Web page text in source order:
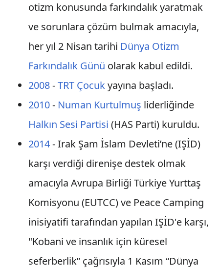
otizm konusunda farkındalık yaratmak
ve sorunlara çözüm bulmak amacıyla,
her yıl 2 Nisan tarihi Dünya Otizm
Farkındalık Günü olarak kabul edildi.
2008-TRT Çocukyayına başladı.
2010- Numan Kurtulmuş liderliğinde
Halkın Sesi Partisi (HAS Parti) kuruldu.
2014- Irak Şam İslam Devleti’ne (IŞİD)
karşı verdiği direnişe destek olmak
amacıyla Avrupa Birliği Türkiye Yurttaş
Komisyonu (EUTCC) ve Peace Camping
inisiyatifi tarafından yapılan IŞİD'e karşı,
"Kobani ve insanlık için küresel
seferberlik” çağrısıyla 1 Kasım “Dünya